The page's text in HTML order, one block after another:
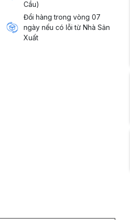
Cầu)
Đổi hàng trong vòng 07
ngày nếu có lỗi từ Nhà Sản
Xuất